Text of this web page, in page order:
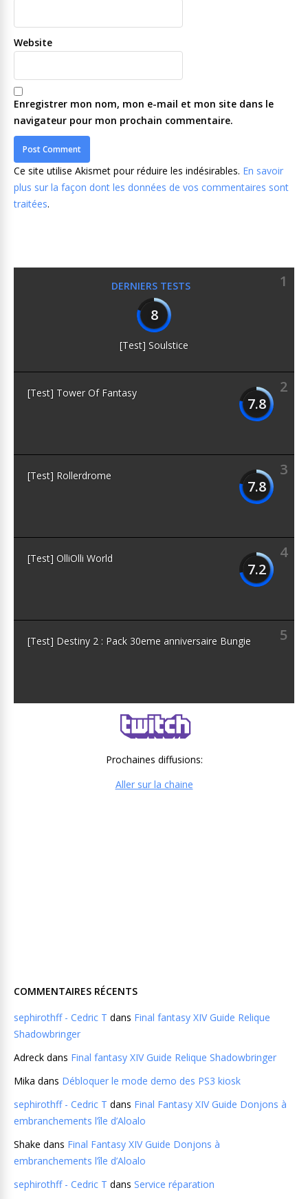
Website
Enregistrer mon nom, mon e-mail et mon site dans le
navigateur pour mon prochain commentaire.
Ce site utilise Akismet pour réduire les indésirables. En savoir
plus sur la façon dont les données de vos commentaires sont
traitées.
DERNIERS TESTS
1
8
[Test] Soulstice
2
7.8
[Test] Tower Of Fantasy
3
7.8
[Test] Rollerdrome
4
7.2
[Test] OlliOlli World
5
[Test] Destiny 2 : Pack 30eme anniversaire Bungie
Prochaines diffusions:
Aller sur la chaine
COMMENTAIRES RÉCENTS
sephirothff - Cedric T dans Final fantasy XIV Guide Relique
Shadowbringer
Adreck dans Final fantasy XIV Guide Relique Shadowbringer
Mika dans Débloquer le mode demo des PS3 kiosk
sephirothff - Cedric T dans Final Fantasy XIV Guide Donjons à
embranchements l’île d’Aloalo
Shake dans Final Fantasy XIV Guide Donjons à
embranchements l’île d’Aloalo
sephirothff - Cedric T dans Service réparation